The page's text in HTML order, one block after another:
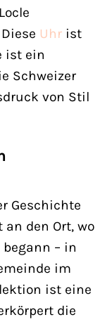
Uhr ist
ist ein
Schweizer
von Stil
Geschichte
den Ort, wo
– in
im
ist eine
die